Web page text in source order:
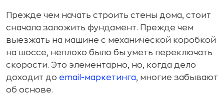
Прежде чем начать строить стены дома, стоит
сначала заложить фундамент. Прежде чем
выезжать на машине с механической коробкой
на шоссе, неплохо было бы уметь переключать
скорости. Это элементарно, но, когда дело
доходит до email-маркетинга, многие забывают
об основе.